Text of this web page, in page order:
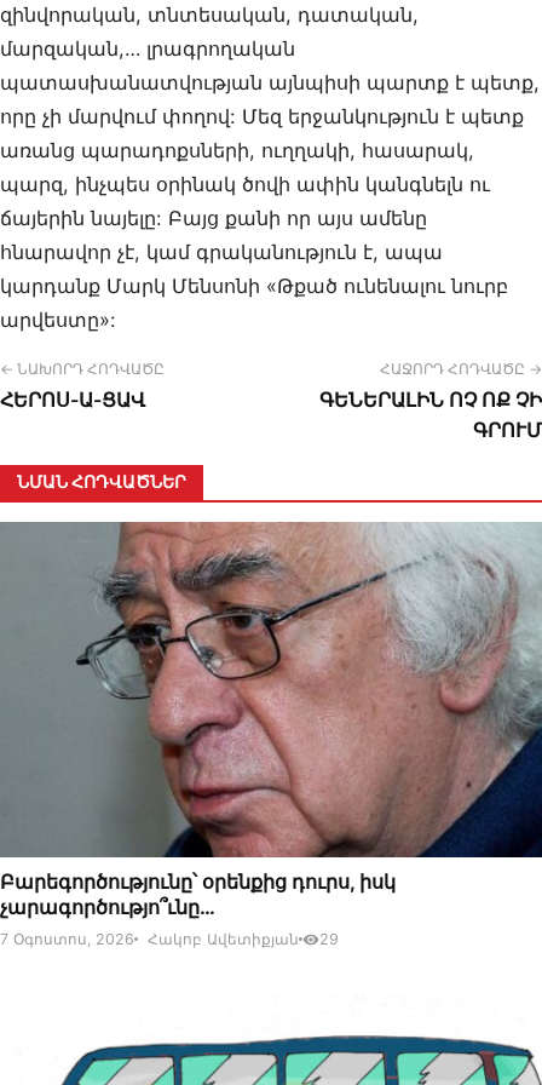
զինվորական, տնտեսական, դատական,
մարզական,… լրագրողական
պատասխանատվության այնպիսի պարտք է պետք,
որը չի մարվում փողով: Մեզ երջանկություն է պետք
առանց պարադոքսների, ուղղակի, հասարակ,
պարզ, ինչպես օրինակ ծովի ափին կանգնելն ու
ճայերին նայելը: Բայց քանի որ այս ամենը
հնարավոր չէ, կամ գրականություն է, ապա
կարդանք Մարկ Մենսոնի «Թքած ունենալու նուրբ
արվեստը»:
← ՆԱԽՈՐԴ ՀՈԴՎԱԾԸ
ՀԵՐՈՍ-Ա-ՑԱՎ
ՀԱՋՈՐԴ ՀՈԴՎԱԾԸ →
ԳԵՆԵՐԱԼԻՆ ՈՉ ՈՔ ՉԻ
ԳՐՈՒՄ
ՆՄԱՆ ՀՈԴՎԱԾՆԵՐ
07 ՕԳՈՍՏՈՍԻ, 2026
Բարեգործությունը՝ օրենքից դուրս, իսկ
չարագործությո՞ւնը…
7 Օգոստոս, 2026 Հակոբ Ավետիքյան 29